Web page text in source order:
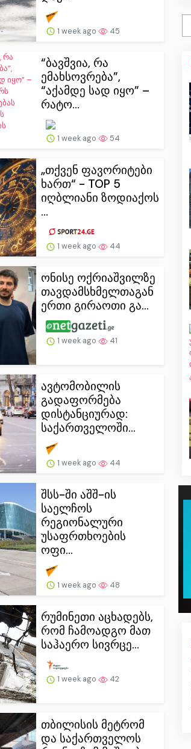
1 week ago 45
“ბავშვია, რა
ემახსოვრება”,
“აქამდე სად იყო” –
რატო...
1 week ago 54
„თქვენ ფავორიტები
ხართ“ - TOP 5
იღბლიანი ზოდიაქოს
...
1 week ago 44
ონისე ოქრიაშვილზე
თავდამსხმელთაგან
ერთი გირაოთი გა...
1 week ago 41
ავტომობილის
გადაფორმება
დისტანციურად:
საქართველოში...
1 week ago 44
შსს-ში აშშ-ის
საელჩოს
რეგიონალური
უსაფრთხოების
ოფი...
1 week ago 48
რუმინეთი აცხადებს,
რომ ჩამოადგო მათ
საჰაერო სივრცე...
1 week ago 42
თბილისის მეტრომ
და საქართველოს